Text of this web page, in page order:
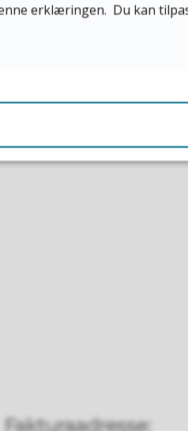
Fakturaadresse:
erklæringen. Du kan